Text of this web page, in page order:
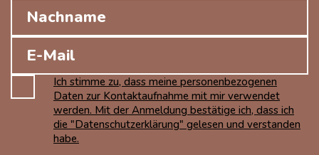
Ich stimme zu, dass meine personenbezogenen
Daten zur Kontaktaufnahme mit mir verwendet
werden. Mit der Anmeldung bestätige ich, dass ich
die "Datenschutzerklärung" gelesen und verstanden
habe.